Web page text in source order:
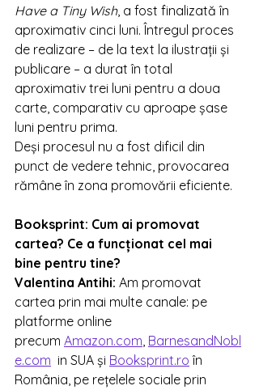
Have a Tiny Wish, a fost finalizată în
aproximativ cinci luni. Întregul proces
de realizare – de la text la ilustrații și
publicare – a durat în total
aproximativ trei luni pentru a doua
carte, comparativ cu aproape șase
luni pentru prima.
Deși procesul nu a fost dificil din
punct de vedere tehnic, provocarea
rămâne în zona promovării eficiente.
Booksprint: Cum ai promovat
cartea? Ce a funcționat cel mai
bine pentru tine?
Valentina Antihi: Am promovat
cartea prin mai multe canale: pe
platforme online
precum Amazon.com, BarnesandNobl
e.com in SUA și Booksprint.ro în
România, pe rețelele sociale prin